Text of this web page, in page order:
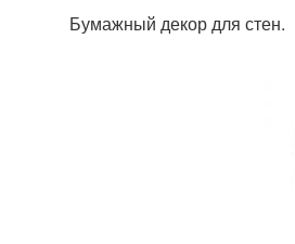
Бумажный декор для стен.